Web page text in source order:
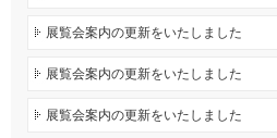
展覧会案内の更新をいたしました
展覧会案内の更新をいたしました
展覧会案内の更新をいたしました